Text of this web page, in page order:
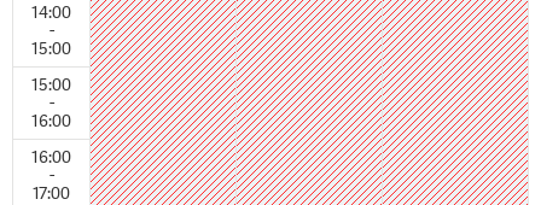
14:00
-
15:00
15:00
-
16:00
16:00
-
17:00